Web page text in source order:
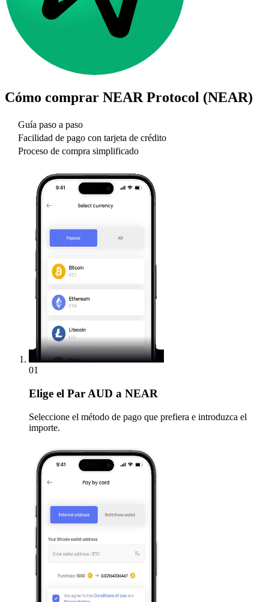
Cómo comprar NEAR Protocol (NEAR)
Guía paso a paso
Facilidad de pago con tarjeta de crédito
Proceso de compra simplificado
01
Elige el Par AUD a NEAR
Seleccione el método de pago que prefiera e introduzca el
importe.